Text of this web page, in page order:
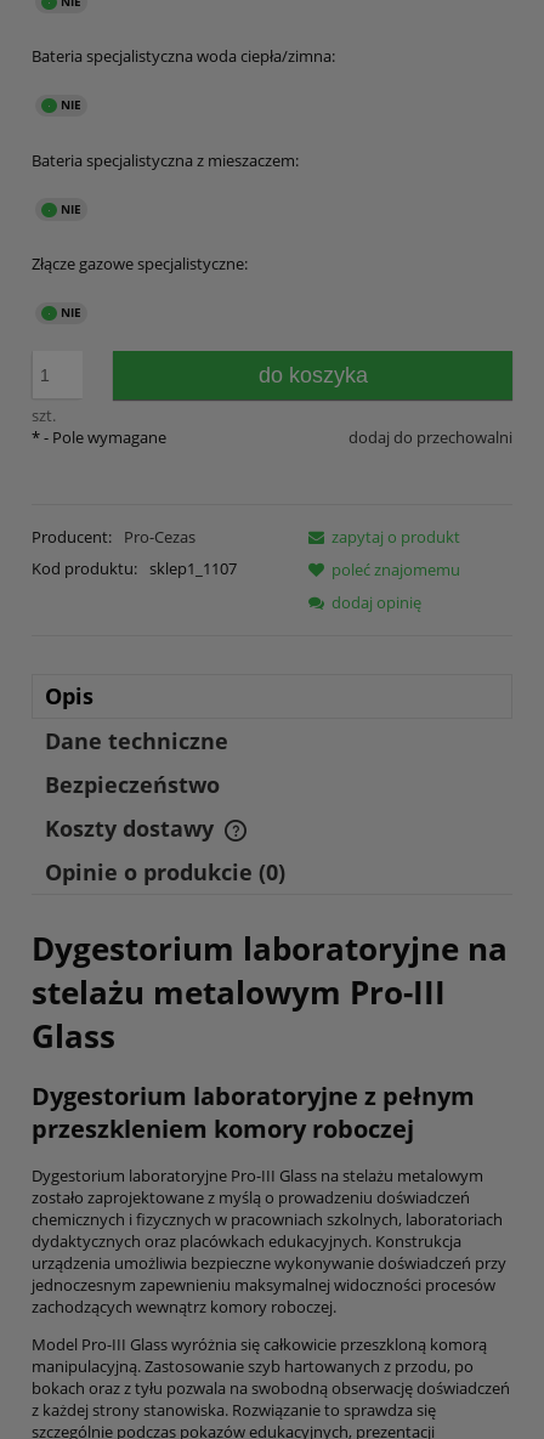
Bateria specjalistyczna woda ciepła/zimna:
Bateria specjalistyczna z mieszaczem:
Złącze gazowe specjalistyczne:
szt.
do koszyka
dodaj do przechowalni
*- Pole wymagane
Producent:
Pro-Cezas
Kod produktu: sklep1_1107
zapytaj o produkt
poleć znajomemu
dodaj opinię
Opis
Dane techniczne
Bezpieczeństwo
Koszty dostawy
Cena nie zawiera ewentualnych kosztów płatności
Opinie o produkcie (0)
Dygestorium laboratoryjne na
stelażu metalowym Pro-III
Glass
Dygestorium laboratoryjne z pełnym
przeszkleniem komory roboczej
Dygestorium laboratoryjne Pro-III Glass na stelażu metalowym
zostało zaprojektowane z myślą o prowadzeniu doświadczeń
chemicznych i fizycznych w pracowniach szkolnych, laboratoriach
dydaktycznych oraz placówkach edukacyjnych. Konstrukcja
urządzenia umożliwia bezpieczne wykonywanie doświadczeń przy
jednoczesnym zapewnieniu maksymalnej widoczności procesów
zachodzących wewnątrz komory roboczej.
Model Pro-III Glass wyróżnia się całkowicie przeszkloną komorą
manipulacyjną. Zastosowanie szyb hartowanych z przodu, po
bokach oraz z tyłu pozwala na swobodną obserwację doświadczeń
z każdej strony stanowiska. Rozwiązanie to sprawdza się
szczególnie podczas pokazów edukacyjnych, prezentacji